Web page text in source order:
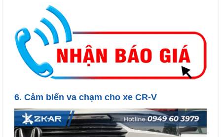
6. Cảm biến va chạm cho xe CR-V